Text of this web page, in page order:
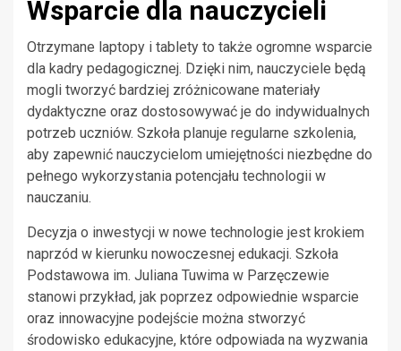
Wsparcie dla nauczycieli
Otrzymane laptopy i tablety to także ogromne wsparcie
dla kadry pedagogicznej. Dzięki nim, nauczyciele będą
mogli tworzyć bardziej zróżnicowane materiały
dydaktyczne oraz dostosowywać je do indywidualnych
potrzeb uczniów. Szkoła planuje regularne szkolenia,
aby zapewnić nauczycielom umiejętności niezbędne do
pełnego wykorzystania potencjału technologii w
nauczaniu.
Decyzja o inwestycji w nowe technologie jest krokiem
naprzód w kierunku nowoczesnej edukacji. Szkoła
Podstawowa im. Juliana Tuwima w Parzęczewie
stanowi przykład, jak poprzez odpowiednie wsparcie
oraz innowacyjne podejście można stworzyć
środowisko edukacyjne, które odpowiada na wyzwania